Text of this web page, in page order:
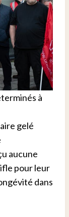
à
gelé
aucune
pour leur
dans